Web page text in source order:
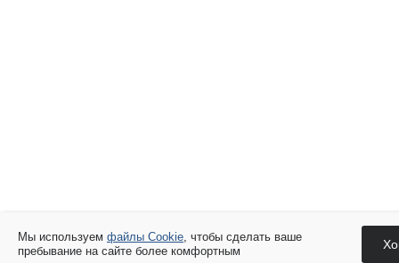
Мы используем файлы Cookie, чтобы сделать ваше
пребывание на сайте более комфортным